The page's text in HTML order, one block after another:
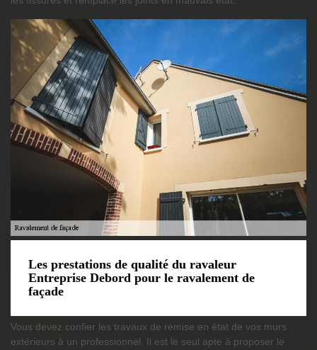
Les prestations de qualité du ravaleur
Entreprise Debord pour le ravalement de
façade
Vous devez confier les travaux de remise en état de vos murs
extérieurs à un professionnel. Il est le seul apte à proposer le